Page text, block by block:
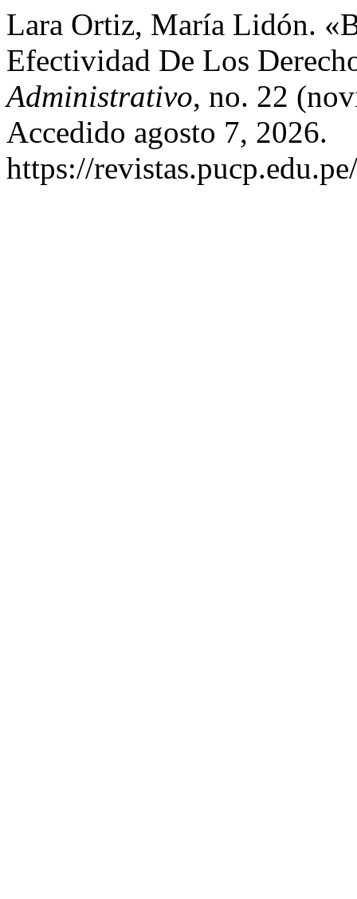
Lara Ortiz, María Lidón.
Efectividad De Los
Administrativo, no. 22
Accedido agosto 7, 2026.
https://